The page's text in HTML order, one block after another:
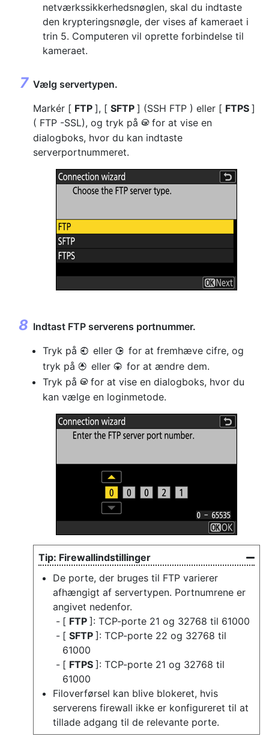
netværkssikkerhedsnøglen, skal du indtaste
den krypteringsnøgle, der vises af kameraet i
trin 5. Computeren vil oprette forbindelse til
kameraet.
Vælg servertypen.
Markér [ FTP ], [ SFTP ] (SSH FTP ) eller [ FTPS ]
( FTP -SSL), og tryk på J for at vise en
dialogboks, hvor du kan indtaste
serverportnummeret.
Indtast FTP serverens portnummer.
Tryk på 4 eller 2 for at fremhæve cifre, og
tryk på 1 eller 3 for at ændre dem.
Tryk på J for at vise en dialogboks, hvor du
kan vælge en loginmetode.
Firewallindstillinger
De porte, der bruges til FTP varierer
afhængigt af servertypen. Portnumrene er
angivet nedenfor.
[ FTP ]: TCP-porte 21 og 32768 til 61000
[ SFTP ]: TCP-porte 22 og 32768 til
61000
[ FTPS ]: TCP-porte 21 og 32768 til
61000
Filoverførsel kan blive blokeret, hvis
serverens firewall ikke er konfigureret til at
tillade adgang til de relevante porte.